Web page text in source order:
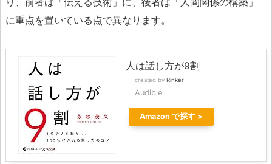
に重点を置いている点で異なります。
人は話し方が9割
created by Rinker
Audible
Amazon